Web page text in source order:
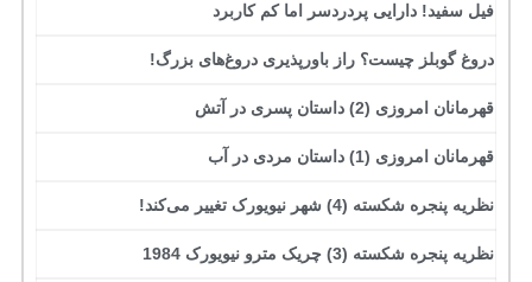
فیل سفید! دارایی پردردسر اما کم کاربرد
دروغ گوبلز چیست؟ راز باورپذیری دروغ‌های بزرگ!
قهرمانان امروزی (2) داستان پسری در آتش
قهرمانان امروزی (1) داستان مردی در آب
نظریه پنجره شکسته (4) شهر نیویورک تغییر می‌کند!
نظریه پنجره شکسته (3) چریک مترو نیویورک 1984